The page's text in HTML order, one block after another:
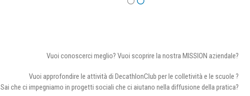
Vuoi conoscerci meglio? Vuoi scoprire la nostra MISSION aziendale?
Vuoi approfondire le attività di DecathlonClub per le colletività e le scuole ?
Sai che ci impegniamo in progetti sociali che ci aiutano nella diffusione della pratica?